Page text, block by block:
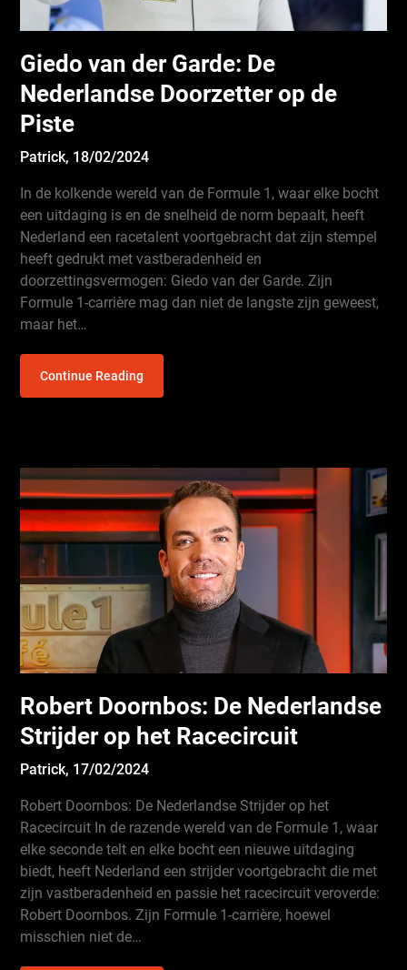
Giedo van der Garde: De
Nederlandse Doorzetter op de
Piste
Patrick, 18/02/2024
In de kolkende wereld van de Formule 1, waar elke bocht
een uitdaging is en de snelheid de norm bepaalt, heeft
Nederland een racetalent voortgebracht dat zijn stempel
heeft gedrukt met vastberadenheid en
doorzettingsvermogen: Giedo van der Garde. Zijn
Formule 1-carrière mag dan niet de langste zijn geweest,
maar het…
Continue Reading
Robert Doornbos: De Nederlandse
Strijder op het Racecircuit
Patrick, 17/02/2024
Robert Doornbos: De Nederlandse Strijder op het
Racecircuit In de razende wereld van de Formule 1, waar
elke seconde telt en elke bocht een nieuwe uitdaging
biedt, heeft Nederland een strijder voortgebracht die met
zijn vastberadenheid en passie het racecircuit veroverde:
Robert Doornbos. Zijn Formule 1-carrière, hoewel
misschien niet de…